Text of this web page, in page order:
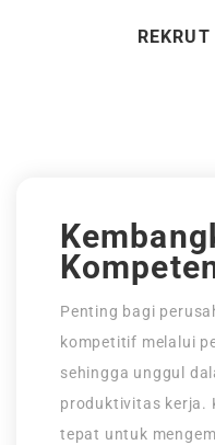
Penting bagi
kompetitif melalui
sehingga unggul
produktivitas kerja.
tepat untuk